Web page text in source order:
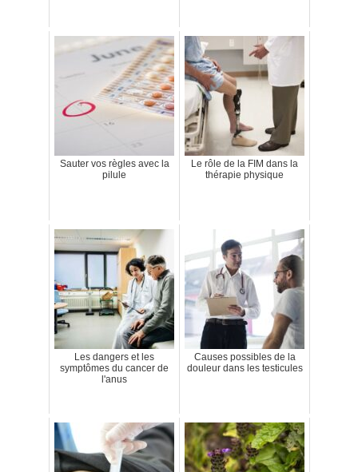
Sauter vos règles avec la
pilule
Le rôle de la FIM dans la
thérapie physique
Les dangers et les
symptômes du cancer de
l'anus
Causes possibles de la
douleur dans les testicules